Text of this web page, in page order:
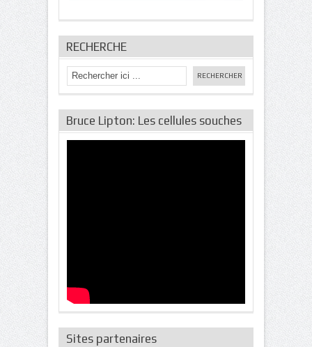
RECHERCHE
Bruce Lipton: Les cellules souches
Sites partenaires